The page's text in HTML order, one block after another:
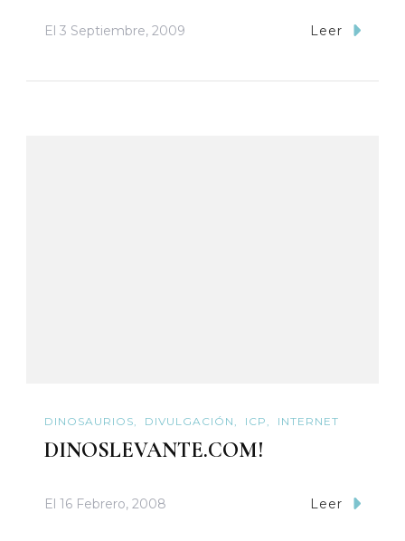
El 3 Septiembre, 2009 Leer
DINOSAURIOS DIVULGACIÓN ICP INTERNET
DINOSLEVANTE.COM!
El 16 Febrero, 2008 Leer